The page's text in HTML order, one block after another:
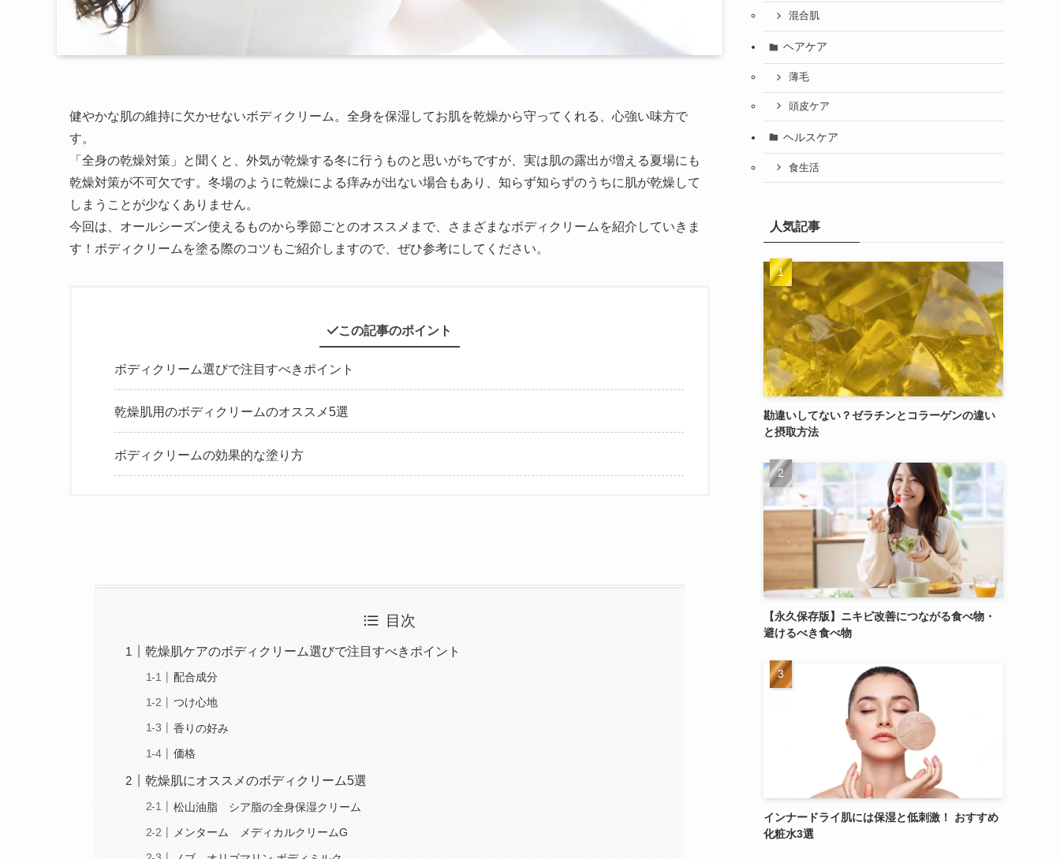
健やかな肌の維持に欠かせないボディクリーム。全身を保湿してお肌を乾燥から守ってくれる、心強い味方で
す。
「全身の乾燥対策」と聞くと、外気が乾燥する冬に行うものと思いがちですが、実は肌の露出が増える夏場にも
乾燥対策が不可欠です。冬場のように乾燥による痒みが出ない場合もあり、知らず知らずのうちに肌が乾燥して
しまうことが少なくありません。
今回は、オールシーズン使えるものから季節ごとのオススメまで、さまざまなボディクリームを紹介していきま
す！ボディクリームを塗る際のコツもご紹介しますので、ぜひ参考にしてください。
この記事のポイント
ボディクリーム選びで注目すべきポイント
乾燥肌用のボディクリームのオススメ5選
ボディクリームの効果的な塗り方
目次
乾燥肌ケアのボディクリーム選びで注目すべきポイント
配合成分
つけ心地
香りの好み
価格
乾燥肌にオススメのボディクリーム5選
松山油脂 シア脂の全身保湿クリーム
メンターム メディカルクリームG
混合肌
ヘアケア
薄毛
頭皮ケア
ヘルスケア
食生活
人気記事
勘違いしてない？ゼラチンとコラーゲンの違い
と摂取方法
【永久保存版】ニキビ改善につながる食べ物・
避けるべき食べ物
インナードライ肌には保湿と低刺激！ おすすめ
化粧水3選